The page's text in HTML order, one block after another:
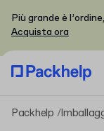
Più grande è
Acquista ora
Packhelp